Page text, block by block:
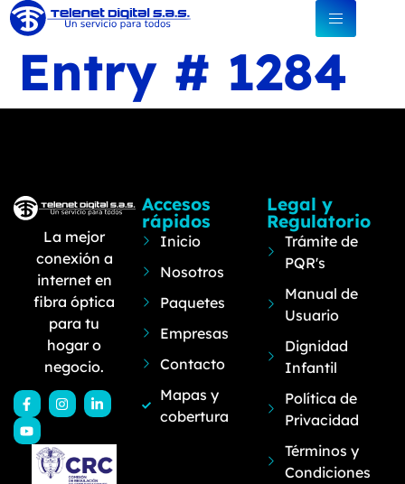
Entry # 1284
La mejor
conexión a
internet en
fibra óptica
para tu
hogar o
negocio.
Accesos
rápidos
Inicio
Nosotros
Paquetes
Empresas
Contacto
Mapas y
cobertura
Legal y
Regulatorio
Trámite de
PQR's
Manual de
Usuario
Dignidad
Infantil
Política de
Privacidad
Términos y
Condiciones